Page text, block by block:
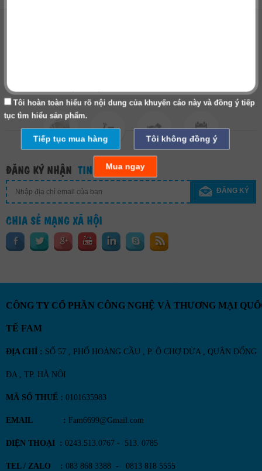
Tôi hoàn toàn hiểu rõ nội dung của khuyến cáo này và đồng ý tiếp
tục tìm hiểu sản phẩm.
Tiếp tục mua hàng Tôi không đồng ý
Mua ngay
ĐĂNG KÝ NHẬN TIN KHUYẾN MẠI
ĐĂNG KÝ
CHIA SẺ MẠNG XÃ HỘI
CÔNG TY CỔ PHẦN CÔNG NGHỆ VÀ THƯƠNG MẠI
TẾ FAM
ĐỊA CHỈ : SỐ 57 , PHỐ HOÀNG CẦU , P. Ô CHỢ DỪA , QUẬN ĐỐNG
ĐA , TP. HÀ NÔI
MÃ SỐ THUẾ : 0101635983
EMAIL : Fam6699@Gmail.com
ĐIỆN THOẠI : 0243.513.0767 - 513. 0785
TEL / ZALO : 083 868 3388 - 0813 818 5555